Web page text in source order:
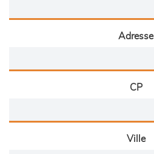
Adresse
CP
Ville